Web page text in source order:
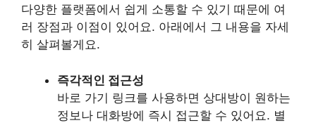
다양한 플랫폼에서 쉽게 소통할 수 있기 때문에 여
러 장점과 이점이 있어요. 아래에서 그 내용을 자세
히 살펴볼게요.
즉각적인 접근성
바로 가기 링크를 사용하면 상대방이 원하는
정보나 대화방에 즉시 접근할 수 있어요. 별